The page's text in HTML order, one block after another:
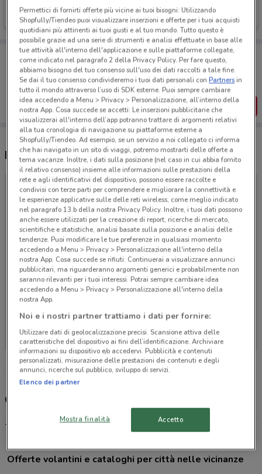
Scade il 31/12
Porta DoveConviene sempre con te!
Puoi trovare le migliori offerte dei negozi vicino a te,
salvarle e creare la tua lista del risparmio, comodamente
dal tuo cellulare.
SCARICA L’APP
Negozi Genertel a San Donà di Piave
Non ci sono negozi nelle vicinanze
Genertel, offerte e negozi
-
Offerte volantini e cataloghi per città nelle vicinanze
Permettici di fornirti offerte più vicine ai tuoi bisogni: Utilizzando
Shopfully/Tiendeo puoi visualizzare inserzioni e offerte per i tuoi acquisti
quotidiani più attinenti ai tuoi gusti e al tuo mondo. Tutto questo è
possibile grazie ad una serie di strumenti e analisi effettuate in base alle
tue attività all'interno dell'applicazione e sulle piattaforme collegate,
come indicato nel paragrafo 2 della Privacy Policy. Per fare questo,
abbiamo bisogno del tuo consenso sull'uso dei dati raccolti a tale fine.
Se dai il tuo consenso condivideremo i tuoi dati personali conPartnersin
tutto il mondo attraverso l’uso di SDK esterne. Puoi sempre cambiare
idea accedendo a Menu > Privacy > Personalizzazione, all’interno della
nostra App. Cosa succede se accetti: Le inserzioni pubblicitarie che
visualizzerai all'interno dell’app potranno trattare di argomenti relativi
alla tua cronologia di navigazione su piattaforme esterne a
Shopfully/Tiendeo. Ad esempio, se un servizio a noi collegato ci informa
che hai navigato in un sito di viaggi, potremo mostrarti delle offerte a
tema vacanze. Inoltre, i dati sulla posizione (nel caso in cui abbia fornito
il relativo consenso) insieme alle informazioni sulle prestazioni della
rete e agli identificativi del dispositivo, possono essere raccolte e
condivisi con terze parti per comprendere e migliorare la connettività e
le esperienze applicative sulle delle reti wireless, come meglio indicato
nel paragrafo 13.b della nostra Privacy Policy. Inoltre, i tuoi dati possono
anche essere utilizzati per la creazione di report, ricerche di mercato,
scientifiche e statistiche, analisi basate sulla posizione e analisi delle
tendenze. Puoi modificare le tue preferenze in qualsiasi momento
accedendo a Menu > Privacy > Personalizzazione all'interno della
nostra App. Cosa succede se rifiuti: Continuerai a visualizzare annunci
pubblicitari, ma riguarderanno argomenti generici e probabilmente non
saranno rilevanti per i tuoi interessi. Potrai sempre cambiare idea
accedendo a Menu > Privacy > Personalizzazione all'interno della
nostra App.
Noi e i nostri partner trattiamo i dati per fornire:
Utilizzare dati di geolocalizzazione precisi. Scansione attiva delle
caratteristiche del dispositivo ai fini dell’identificazione. Archiviare
informazioni su dispositivo e/o accedervi. Pubblicità e contenuti
personalizzati, misurazione delle prestazioni dei contenuti e degli
annunci, ricerche sul pubblico, sviluppo di servizi.
Elenco dei partner
Mostra finalità Accetto